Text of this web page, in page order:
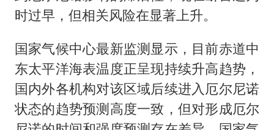
乐享全民健身 共筑健康中国
时过早，但相关风险在显著上升。
国家气候中心最新监测显示，目前赤道中
东太平洋海表温度正呈现持续升高趋势，
国内外各机构对该区域后续进入厄尔尼诺
状态的趋势预测高度一致，但对形成厄尔